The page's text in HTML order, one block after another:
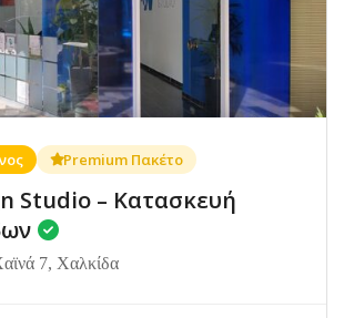
Premium Πακέτο
Studio – Κατασκευή
7, Χαλκίδα